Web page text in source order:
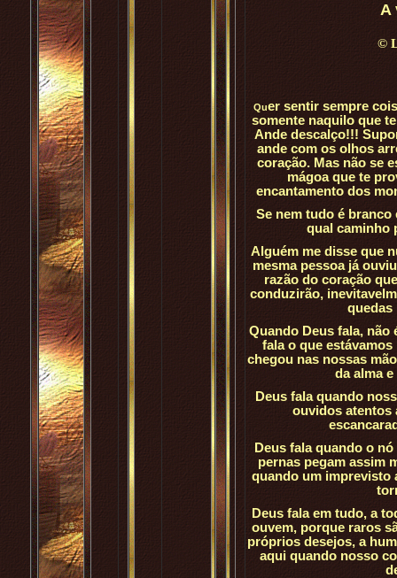
A
©
Quer sentir sempre
somente naquilo que
Ande descalço!!!
ande com os olhos
coração. Mas não se
mágoa que te
encantamento dos
Se nem tudo é branco
qual caminho
Alguém me disse que
mesma pessoa já
razão do coração
conduzirão,
quedas
Quando Deus fala, não
fala o que
chegou nas nossas
da alma
Deus fala quando
ouvidos atentos
Deus fala quando o
pernas pegam assim
quando um imprevisto
Deus fala em tudo, a
ouvem, porque raros
próprios desejos, a
aqui quando nosso